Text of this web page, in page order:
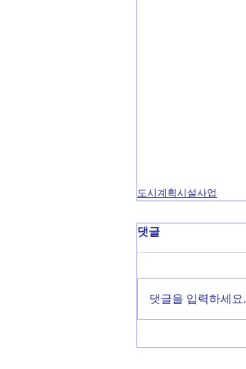
도시계획시설사업
댓글
댓글을 입력하세요.